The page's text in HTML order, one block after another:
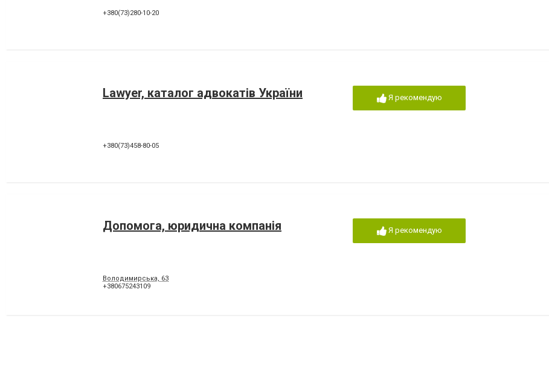
+380(73)280-10-20
Lawyer, каталог адвокатів України
+380(73)458-80-05
Я рекомендую
Допомога, юридична компанія
Володимирська, 63
+380675243109
Я рекомендую